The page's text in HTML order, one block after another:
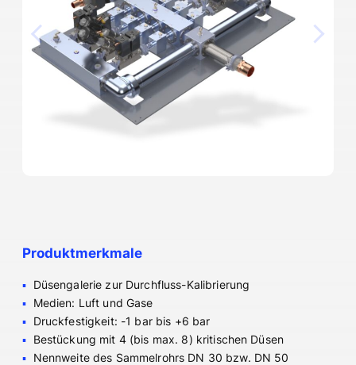
Produktmerkmale
Düsengalerie zur Durchfluss-Kalibrierung
Medien: Luft und Gase
Druckfestigkeit: -1 bar bis +6 bar
Bestückung mit 4 (bis max. 8) kritischen Düsen
Nennweite des Sammelrohrs DN 30 bzw. DN 50